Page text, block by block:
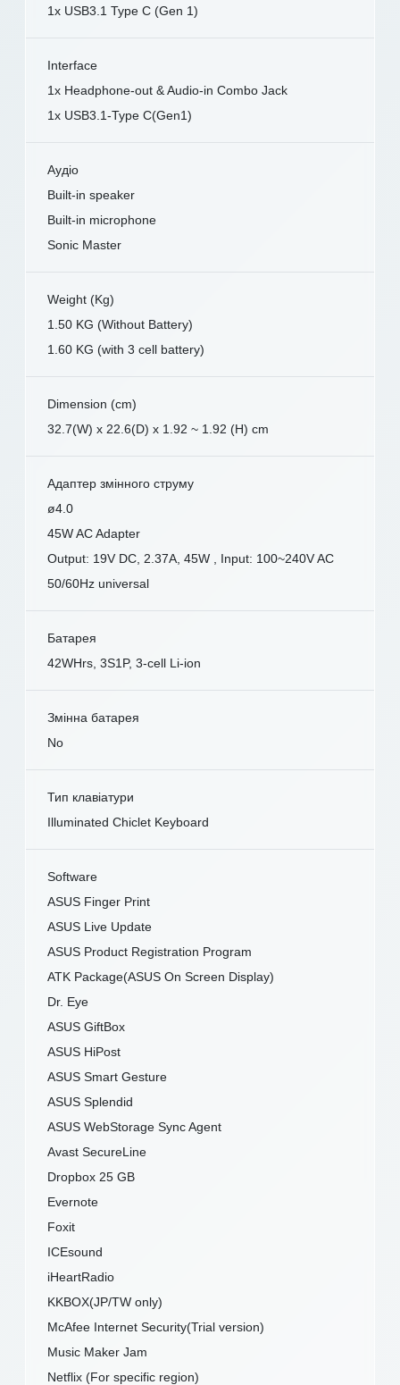
1x USB3.1 Type C (Gen 1)
Interface
1x Headphone-out & Audio-in Combo Jack
1x USB3.1-Type C(Gen1)
Аудіо
Built-in speaker
Built-in microphone
Sonic Master
Weight (Kg)
1.50 KG (Without Battery)
1.60 KG (with 3 cell battery)
Dimension (cm)
32.7(W) x 22.6(D) x 1.92 ~ 1.92 (H) cm
Адаптер змінного струму
ø4.0
45W AC Adapter
Output: 19V DC, 2.37A, 45W , Input: 100~240V AC
50/60Hz universal
Батарея
42WHrs, 3S1P, 3-cell Li-ion
Змінна батарея
No
Тип клавіатури
Illuminated Chiclet Keyboard
Software
ASUS Finger Print
ASUS Live Update
ASUS Product Registration Program
ATK Package(ASUS On Screen Display)
Dr. Eye
ASUS GiftBox
ASUS HiPost
ASUS Smart Gesture
ASUS Splendid
ASUS WebStorage Sync Agent
Avast SecureLine
Dropbox 25 GB
Evernote
Foxit
ICEsound
iHeartRadio
KKBOX(JP/TW only)
McAfee Internet Security(Trial version)
Music Maker Jam
Netflix (For specific region)